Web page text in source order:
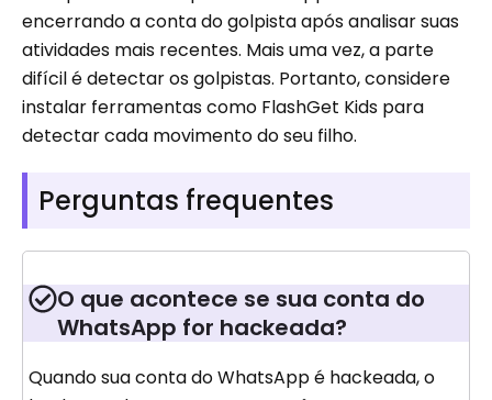
encerrando a conta do golpista após analisar suas
atividades mais recentes. Mais uma vez, a parte
difícil é detectar os golpistas. Portanto, considere
instalar ferramentas como FlashGet Kids para
detectar cada movimento do seu filho.
Perguntas frequentes
O que acontece se sua conta do
WhatsApp for hackeada?
Quando sua conta do WhatsApp é hackeada, o